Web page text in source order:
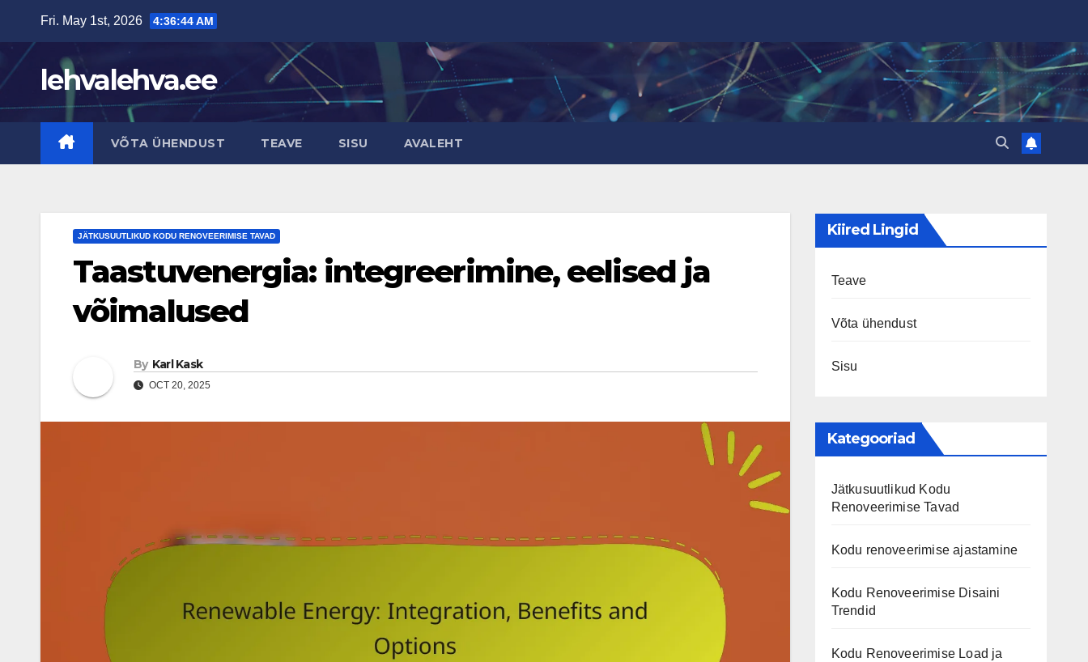
content
Fri. May 1st, 2026 4:36:45 AM
lehvalehva.ee
VÕTA ÜHENDUST TEAVE SISU AVALEHT
JÄTKUSUUTLIKUD KODU RENOVEERIMISE TAVAD
Taastuvenergia: integreerimine, eelised ja
võimalused
By Karl Kask
OCT 20, 2025
Kiired Lingid
Teave
Võta ühendust
Sisu
Kategooriad
Jätkusuutlikud Kodu
Renoveerimise Tavad
Kodu renoveerimise ajastamine
Kodu Renoveerimise Disaini
Trendid
Kodu Renoveerimise Load ja